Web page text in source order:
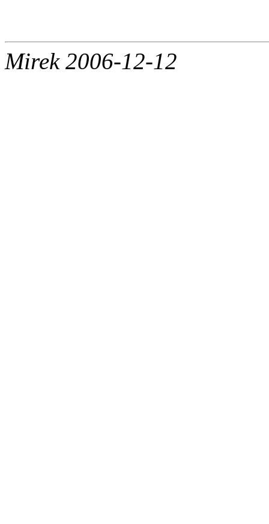
Mirek 2006-12-12